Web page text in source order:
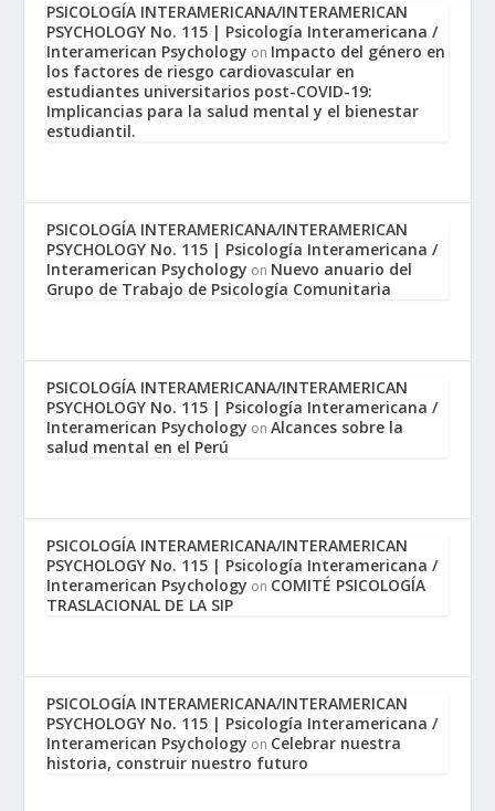
PSICOLOGÍA INTERAMERICANA/INTERAMERICAN
PSYCHOLOGY No. 115 | Psicología Interamericana /
Interamerican Psychology on Impacto del género en
los factores de riesgo cardiovascular en
estudiantes universitarios post-COVID-19:
Implicancias para la salud mental y el bienestar
estudiantil.
PSICOLOGÍA INTERAMERICANA/INTERAMERICAN
PSYCHOLOGY No. 115 | Psicología Interamericana /
Interamerican Psychology on Nuevo anuario del
Grupo de Trabajo de Psicología Comunitaria
PSICOLOGÍA INTERAMERICANA/INTERAMERICAN
PSYCHOLOGY No. 115 | Psicología Interamericana /
Interamerican Psychology onAlcances sobre la
salud mental en el Perú
PSICOLOGÍA INTERAMERICANA/INTERAMERICAN
PSYCHOLOGY No. 115 | Psicología Interamericana /
Interamerican Psychology on COMITÉ PSICOLOGÍA
TRASLACIONAL DE LA SIP
PSICOLOGÍA INTERAMERICANA/INTERAMERICAN
PSYCHOLOGY No. 115 | Psicología Interamericana /
Interamerican Psychology on Celebrar nuestra
historia, construir nuestro futuro